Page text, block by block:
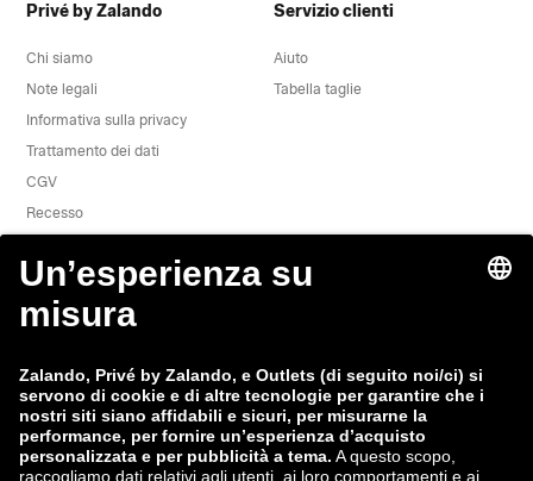
Privé by Zalando
Chi siamo
Note legali
Informativa sulla privacy
Trattamento dei dati
CGV
Recesso
Segnala una vulnerabilità
Sicurezza del prodotto
Servizio clienti
Aiuto
Tabella taglie
Zalando
ABOUT YOU